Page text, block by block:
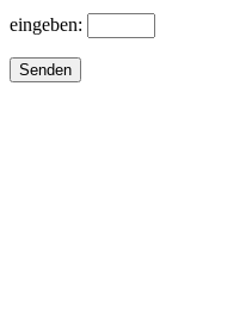
eingeben: